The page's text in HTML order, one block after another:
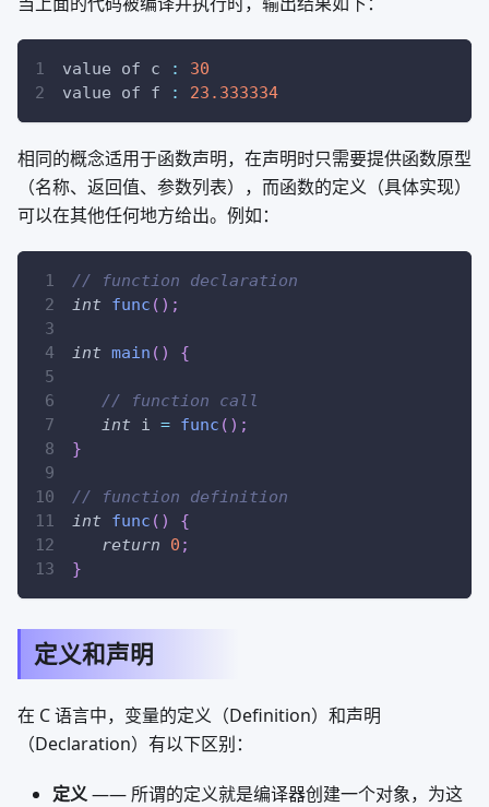
value of c :
30
value of f
: 23.333334
相同的概念适用于函数声明，在声明时只需要提供函数原型
（名称、返回值、参数列表），而函数的定义（具体实现）
可以在其他任何地方给出。例如：
// function declaration
int
func ( ) ;
int main ( ) {
// function call
int i = func ( ) ;
}
// function definition
int
func ( )
{
return
0 ;
}
定义和声明
在 C 语言中，变量的定义（Definition）和声明
（Declaration）有以下区别：
定义—— 所谓的定义就是编译器创建一个对象，为这